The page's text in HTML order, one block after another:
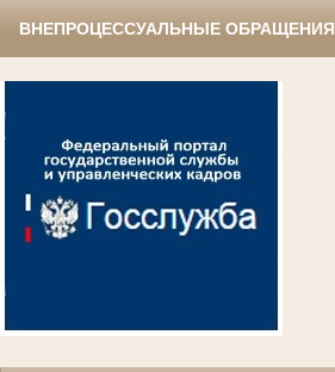
ВНЕПРОЦЕССУАЛЬНЫЕ ОБРАЩЕНИЯ